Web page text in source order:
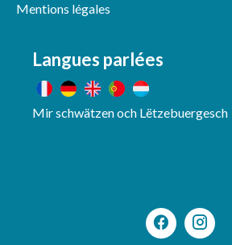
Mentions légales
Langues parlées
Mir schwätzen och Lëtzebuergesch